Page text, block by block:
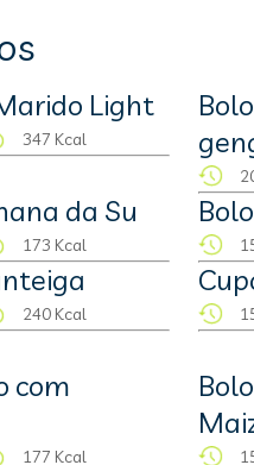
Light
347 Kcal
da Su
173 Kcal
240 Kcal
com
177 Kcal